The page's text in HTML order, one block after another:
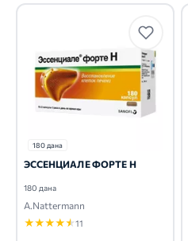
180 дана
ЭССЕНЦИАЛЕ ФОРТЕ Н
180 дана
A.Nattermann
★★★★★11